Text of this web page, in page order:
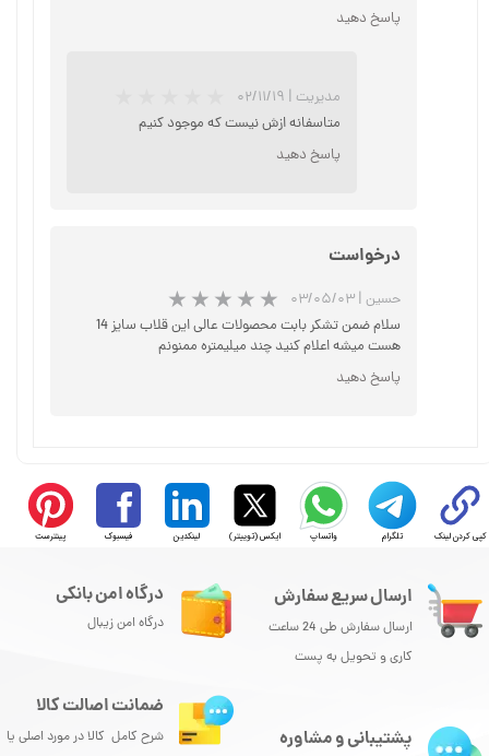
★★
★★★★★
★★★★★
پاسخ دهید
مدیریت | ۰۲/۱۱/۱۹
متاسفانه ازش نیست که موجود کنیم
پاسخ دهید
درخواست
حسین | ۰۳/۰۵/۰۳
سلام ضمن تشکر بابت محصولات عالی این قلاب سایز 14
هست میشه اعلام کنید چند میلیمتره ممنونم
پاسخ دهید
کپی کردن لینک تلگرام واتساپ ایکس (توییتر) لینکدین فیسبوک پینترست
ارسال سریع سفارش
ارسال سفارش طی 24 ساعت
کاری و تحویل به پست
درگاه امن بانکی
درگاه امن زیبال
پشتیبانی و مشاوره
ضمانت اصالت کالا
شرح کامل کالا در مورد اصلی یا